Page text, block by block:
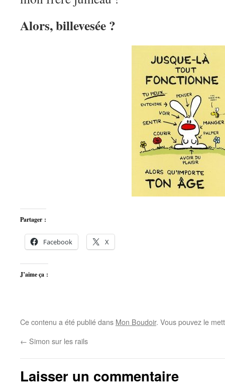
Alors, billevesée ?
Partager :
Facebook X
J’aime ça :
Ce contenu a été publié dans Mon Boudoir. Vous pouvez le
← Simon sur les rails
Laisser un commentaire